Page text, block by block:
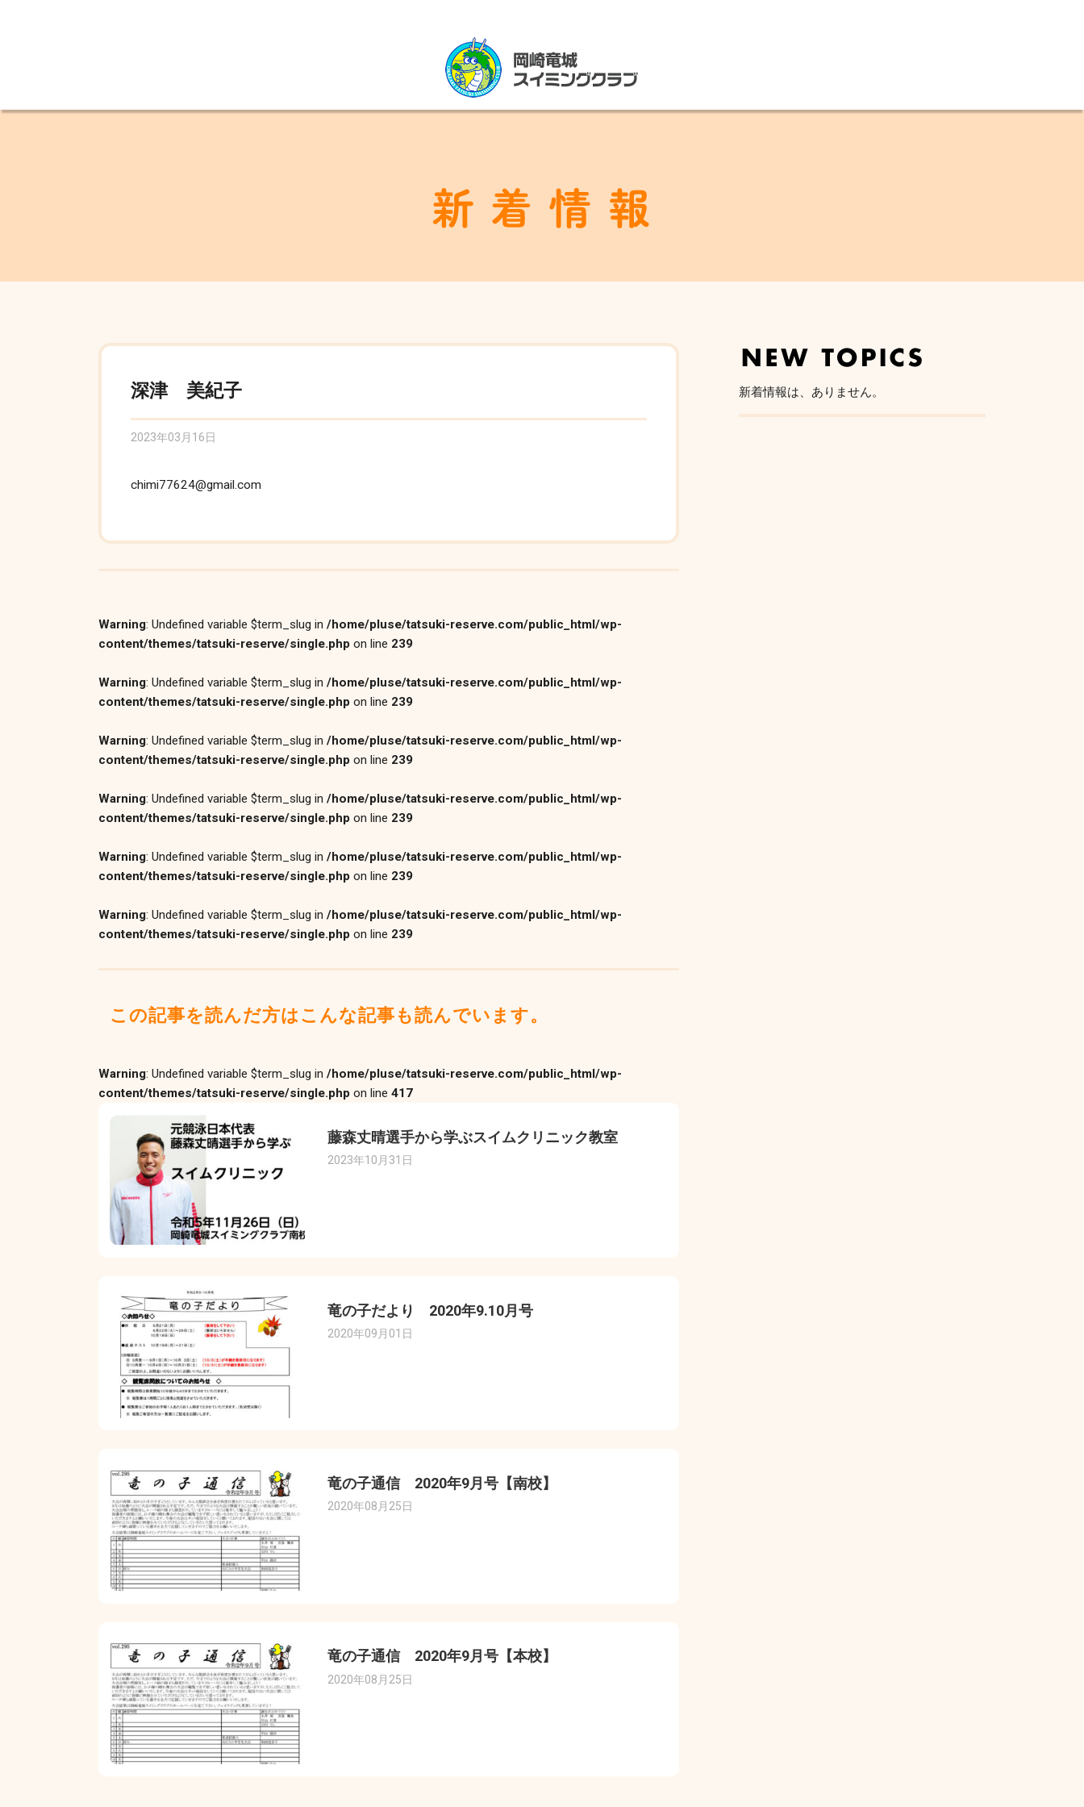
深津 美紀子
2023年03月16日
chimi77624@gmail.com
Warning: Undefined variable $term_slug in /home/pluse/tatsuki-reserve.com/public_html/wp-
content/themes/tatsuki-reserve/single.php on line 239
Warning: Undefined variable $term_slug in /home/pluse/tatsuki-reserve.com/public_html/wp-
content/themes/tatsuki-reserve/single.php on line 239
Warning: Undefined variable $term_slug in /home/pluse/tatsuki-reserve.com/public_html/wp-
content/themes/tatsuki-reserve/single.php on line 239
Warning: Undefined variable $term_slug in /home/pluse/tatsuki-reserve.com/public_html/wp-
content/themes/tatsuki-reserve/single.php on line 239
Warning: Undefined variable $term_slug in /home/pluse/tatsuki-reserve.com/public_html/wp-
content/themes/tatsuki-reserve/single.php on line 239
Warning: Undefined variable $term_slug in /home/pluse/tatsuki-reserve.com/public_html/wp-
content/themes/tatsuki-reserve/single.php on line 239
この記事を読んだ方はこんな記事も読んでいます。
Warning: Undefined variable $term_slug in /home/pluse/tatsuki-reserve.com/public_html/wp-
content/themes/tatsuki-reserve/single.php on line 417
藤森丈晴選手から学ぶスイムクリニック教室
2023年10月31日
竜の子だより 2020年9.10月号
2020年09月01日
竜の子通信 2020年9月号【南校】
2020年08月25日
竜の子通信 2020年9月号【本校】
2020年08月25日
新着情報は、ありません。